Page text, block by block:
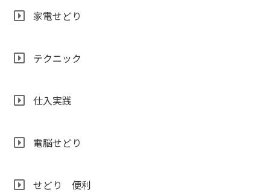
家電せどり
テクニック
仕入実践
電脳せどり
せどり 便利